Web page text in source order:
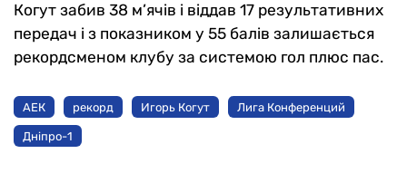
Когут забив 38 м’ячів і віддав 17 результативних
передач і з показником у 55 балів залишається
рекордсменом клубу за системою гол плюс пас.
АЕК рекорд Игорь Когут Лига Конференций
Дніпро-1